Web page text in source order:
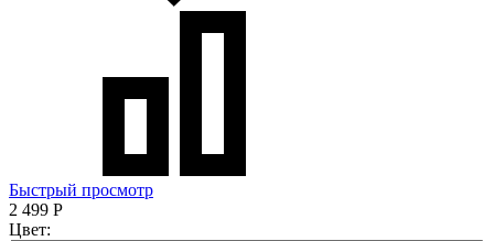
Быстрый просмотр
2 499 Р
Цвет: